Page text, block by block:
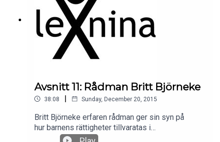
Avsnitt 11: Rådman Britt Björneke
38:08 | Sunday, December 20, 2015
Britt Björneke erfaren rådman ger sin syn på
hur barnens rättigheter tillvaratas i
vårdnadstvister.